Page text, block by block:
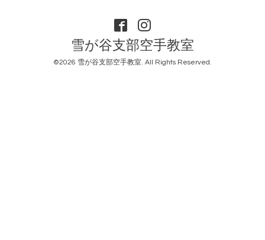
雪が谷支部空手教室
©2026 雪が谷支部空手教室. All Rights Reserved.